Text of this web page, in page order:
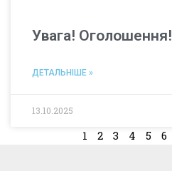
Увага! Оголошення!
ДЕТАЛЬНІШЕ »
13.10.2025
1 2 3 4 5 6